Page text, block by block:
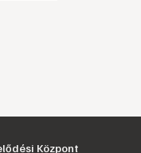
Központ